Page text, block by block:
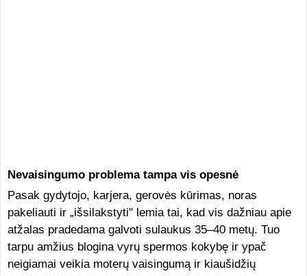
Nevaisingumo problema tampa vis opesnė
Pasak gydytojo, karjera, gerovės kūrimas, noras
pakeliauti ir „išsilakstyti" lemia tai, kad vis dažniau apie
atžalas pradedama galvoti sulaukus 35–40 metų. Tuo
tarpu amžius blogina vyrų spermos kokybę ir ypač
neigiamai veikia moterų vaisingumą ir kiaušidžių